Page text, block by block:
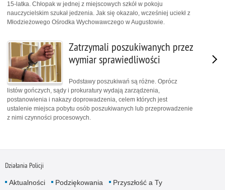
15-latka. Chłopak w jednej z miejscowych szkół w pokoju
nauczycielskim szukał jedzenia. Jak się okazało, wcześniej uciekł z
Młodzieżowego Ośrodka Wychowawczego w Augustowie.
Zatrzymali poszukiwanych przez
wymiar sprawiedliwości
Podstawy poszukiwań są różne. Oprócz
listów gończych, sądy i prokuratury wydają zarządzenia,
postanowienia i nakazy doprowadzenia, celem których jest
ustalenie miejsca pobytu osób poszukiwanych lub przeprowadzenie
z nimi czynności procesowych.
Działania Policji
Aktualności Podziękowania
Przyszłość a Ty